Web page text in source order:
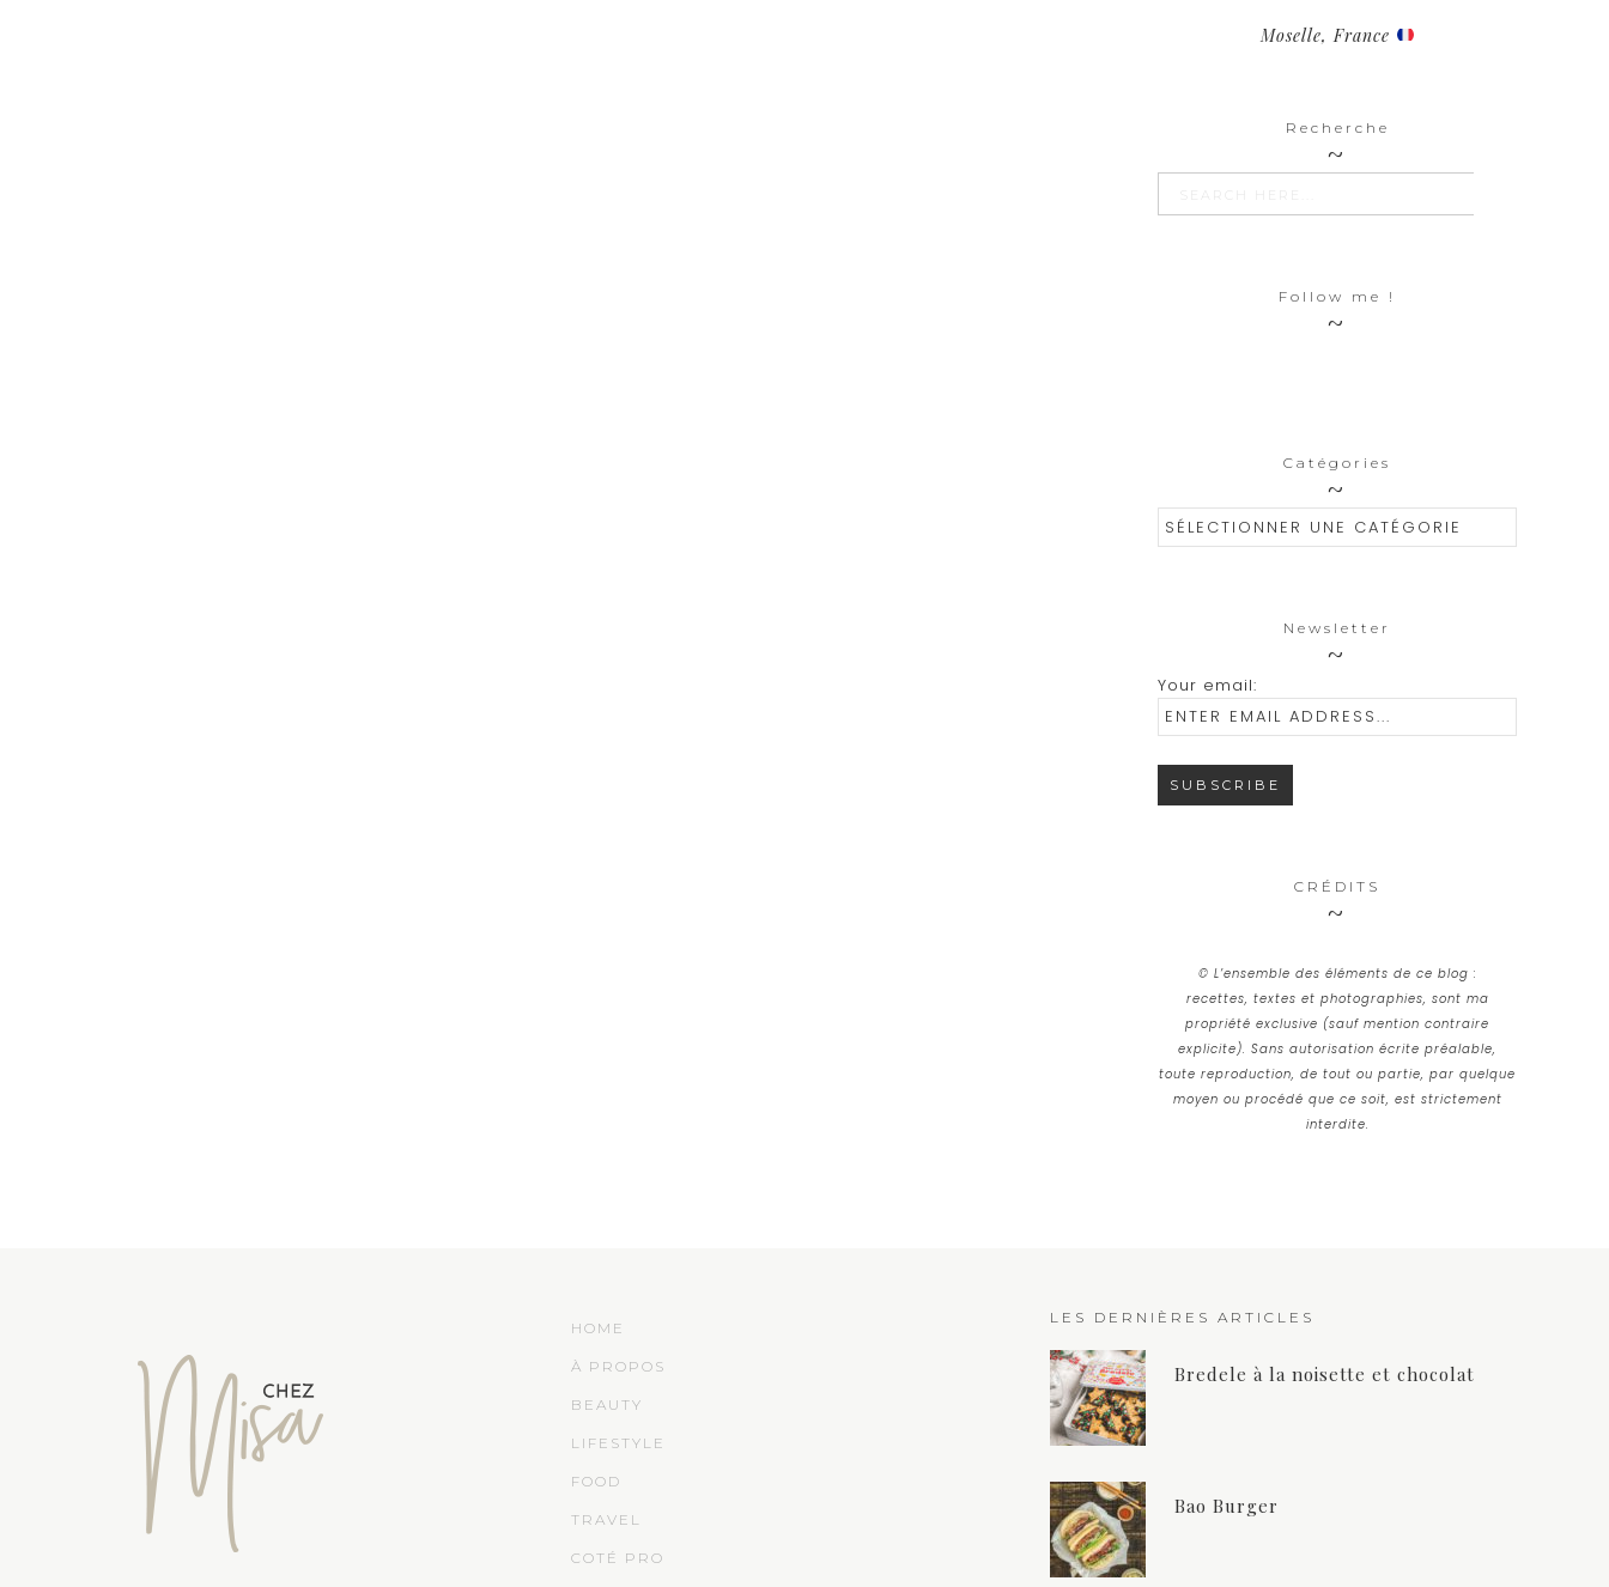
Moselle, France
Recherche
Search SEARCH BUTTON
Follow me !
Catégories
Catégories
Newsletter
Your email:
CRÉDITS
© L’ensemble des éléments de ce blog :
recettes, textes et photographies, sont ma
propriété exclusive (sauf mention contraire
explicite). Sans autorisation écrite préalable,
toute reproduction, de tout ou partie, par quelque
moyen ou procédé que ce soit, est strictement
interdite.
HOME
À PROPOS
BEAUTY
LIFESTYLE
FOOD
TRAVEL
COTÉ PRO
LES DERNIÈRES ARTICLES
Bredele à la noisette et chocolat
Bao Burger